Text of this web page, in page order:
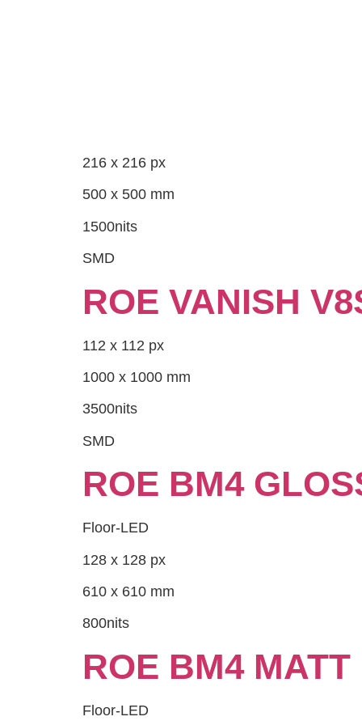
216 x 216 px
500 x 500 mm
1500nits
SMD
ROE VANISH
112 x 112 px
1000 x 1000 mm
3500nits
SMD
ROE BM4
Floor-LED
128 x 128 px
610 x 610 mm
800nits
ROE BM4 MATT
Floor-LED